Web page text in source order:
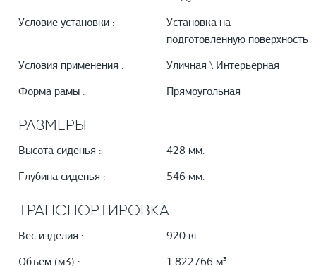
Условие установки :
Установка на
подготовленную поверхность
Условия применения : Уличная \ Интерьерная
Форма рамы : Прямоугольная
РАЗМЕРЫ
Высота сиденья : 428 мм.
Глубина сиденья : 546 мм.
ТРАНСПОРТИРОВКА
Вес изделия : 920 кг
Объем (м3) : 1.822766 м³